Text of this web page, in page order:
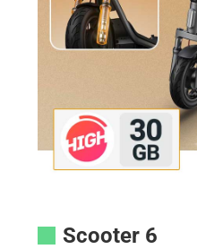
Scooter 6